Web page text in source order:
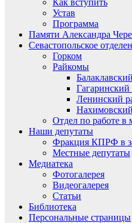
Устав
Программа
Памяти Александра
Севастопольское
Горком
Райкомы
Ленинский
Отдел по работе в
Наши депутаты
Фракция КПРФ в
Местные депутаты
Медиатека
Фотогалерея
Видеогалерея
Статьи
Библиотека
Персональные страницы